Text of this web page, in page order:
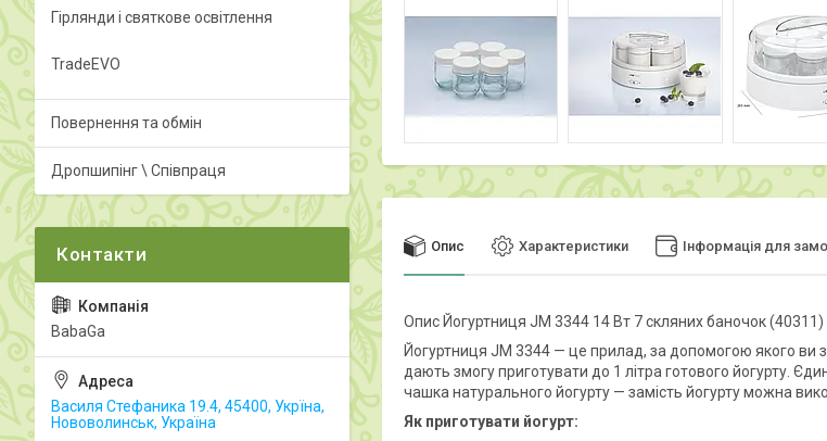
Опис Характеристики Інформація для
Опис Йогуртниця JM 3344 14 Вт 7 скляних баночок (40311)
Йогуртниця JM 3344 — це прилад, за допомогою якого
дають змогу приготувати до 1 літра готового йогурту.
чашка натурального йогурту — замість йогурту можна
Як приготувати йогурт:
Гірлянди і святкове освітлення
TradeEVO
Повернення та обмін
Дропшипінг \ Співпраця
BabaGa
Василя Стефаника 19.4, 45400, Укрїна,
Нововолинськ, Україна